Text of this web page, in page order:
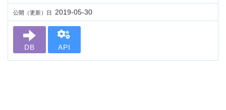
公開（更新）日 2019-05-30
DB API